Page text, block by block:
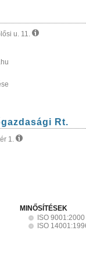
u. 11.
Rt.
1.
MINŐSÍTÉSEK
ISO 9001:2000
ISO